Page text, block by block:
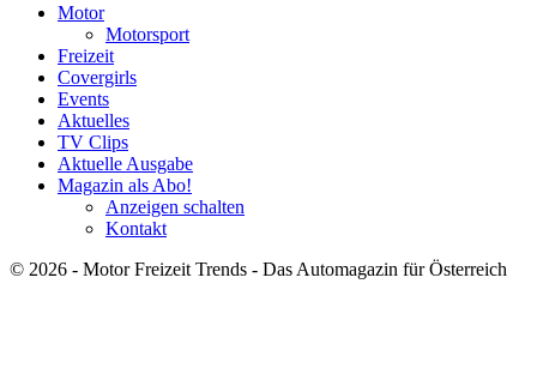
Motor
Motorsport
Freizeit
Covergirls
Events
Aktuelles
TV Clips
Aktuelle Ausgabe
Magazin als Abo!
Anzeigen schalten
Kontakt
© 2026 - Motor Freizeit Trends - Das Automagazin für Österreich